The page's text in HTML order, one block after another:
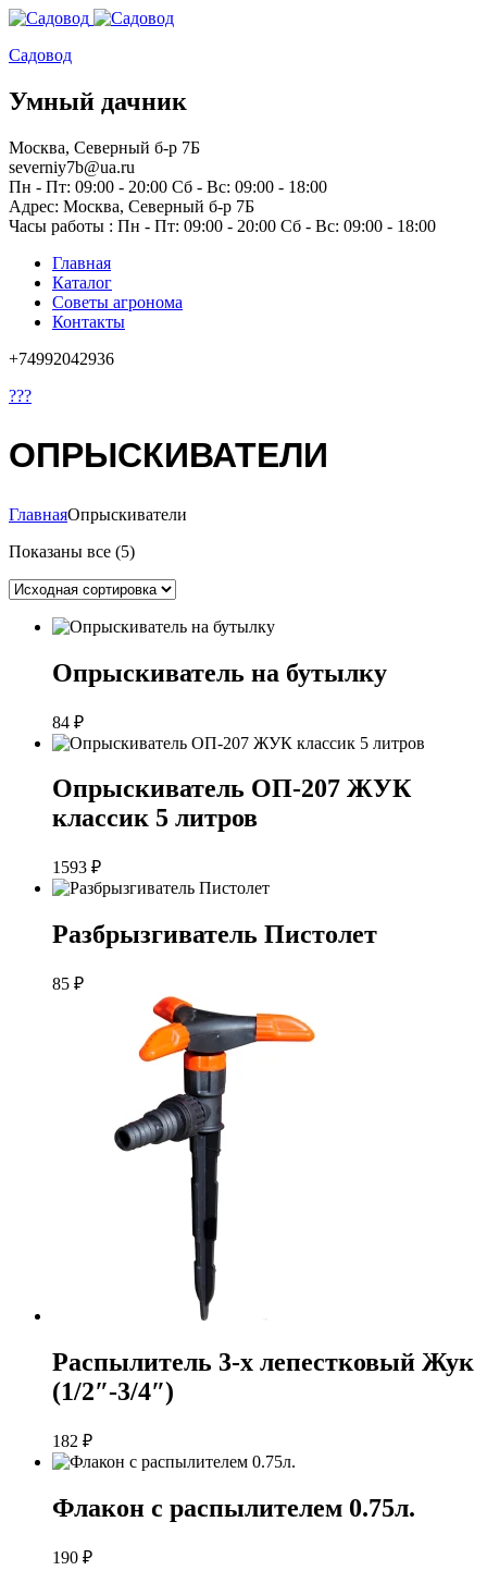
Садовод
Умный дачник
Москва, Северный б-р 7Б
severniy7b@ua.ru
Пн - Пт: 09:00 - 20:00 Сб - Вс: 09:00 - 18:00
Адрес: Москва, Северный б-р 7Б
Часы работы : Пн - Пт: 09:00 - 20:00 Сб - Вс: 09:00 - 18:00
Главная
Каталог
Советы агронома
Контакты
+74992042936
???
ОПРЫСКИВАТЕЛИ
ГлавнаяОпрыскиватели
Показаны все (5)
Опрыскиватель на бутылку
84 ₽
Опрыскиватель ОП-207 ЖУК
классик 5 литров
1593 ₽
Разбрызгиватель Пистолет
85 ₽
Распылитель 3-х лепестковый Жук
(1/2″-3/4″)
182 ₽
Флакон с распылителем 0.75л.
190 ₽